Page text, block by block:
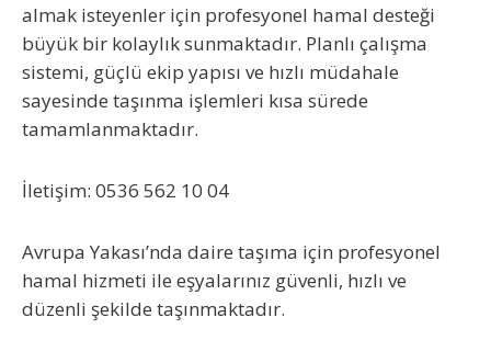
almak isteyenler için profesyonel hamal desteği
büyük bir kolaylık sunmaktadır. Planlı çalışma
sistemi, güçlü ekip yapısı ve hızlı müdahale
sayesinde taşınma işlemleri kısa sürede
tamamlanmaktadır.
İletişim: 0536 562 10 04
Avrupa Yakası’nda daire taşıma için profesyonel
hamal hizmeti ile eşyalarınız güvenli, hızlı ve
düzenli şekilde taşınmaktadır.